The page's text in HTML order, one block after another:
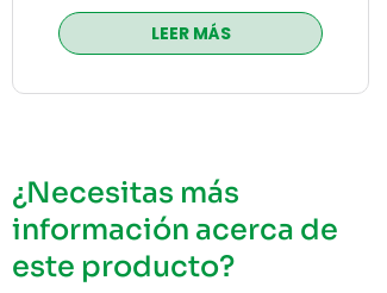
LEER MÁS
¿Necesitas más
información acerca de
este producto?